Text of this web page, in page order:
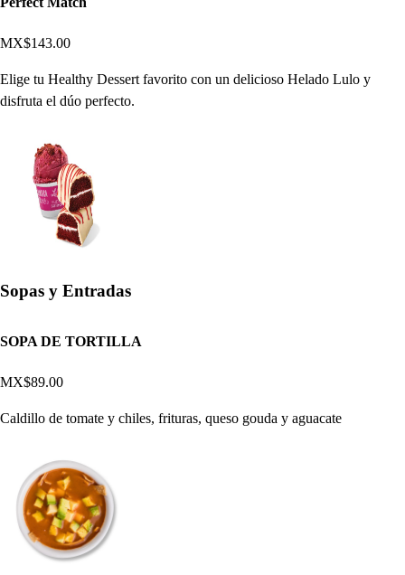
MX$143.00
Elige tu Healthy Dessert favorito con un delicioso Helado Lulo y
disfruta el dúo perfecto.
Sopas y Entradas
SOPA DE TORTILLA
MX$89.00
Caldillo de tomate y chiles, frituras, queso gouda y aguacate